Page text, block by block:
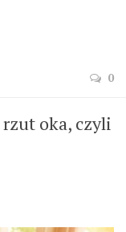
0
oka, czyli